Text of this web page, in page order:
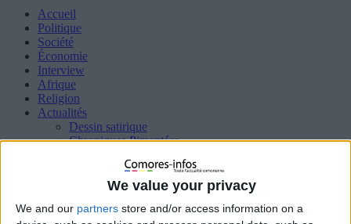
We value your privacy
We and our partners store and/or access information on a
Accueil
Politique
Société
Économie
Interview
Afrique
Religion
Actualités
Dessin satirique
Chroniques Pimentées
Sport